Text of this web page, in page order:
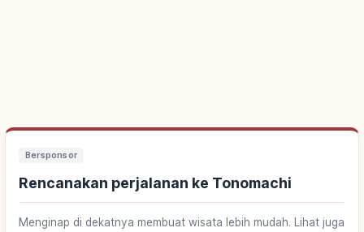
Bersponsor
Rencanakan perjalanan ke Tonomachi
Menginap di dekatnya membuat wisata lebih mudah. Lihat juga